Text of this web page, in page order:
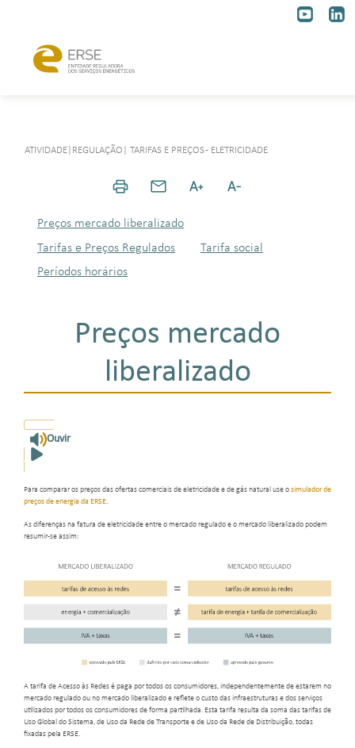
ATIVIDADE REGULAÇÃO TARIFAS E PREÇOS - ELETRICIDADE
Preços mercado liberalizado
Tarifas e Preços Regulados
Tarifa social
Períodos horários
Preços mercado
liberalizado
Ouvir
Para comparar os preços das ofertas comerciais de eletricidade e de gás natural use osimulador de
preços de energia da ERSE.
As diferenças na fatura de eletricidade entre o mercado regulado e o mercado liberalizado podem
resumir-se assim:
A tarifa de Acesso às Redes é paga por todos os consumidores, independentemente de estarem no
mercado regulado ou no mercado liberalizado e reflete o custo das infraestruturas e dos serviços
utilizados por todos os consumidores de forma partilhada. Esta tarifa resulta da soma das tarifas de
Uso Global do Sistema, de Uso da Rede de Transporte e de Uso da Rede de Distribuição, todas
fixadas pela ERSE.